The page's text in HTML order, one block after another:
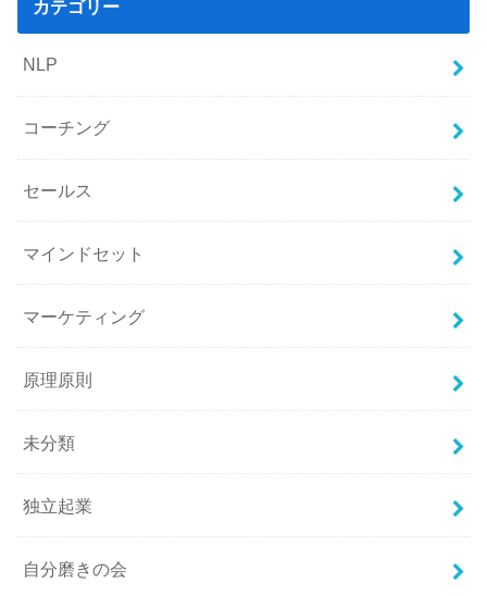
カテゴリー
NLP
コーチング
セールス
マインドセット
マーケティング
原理原則
未分類
独立起業
自分磨きの会